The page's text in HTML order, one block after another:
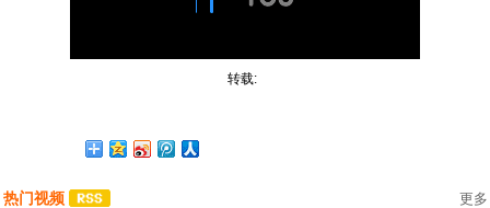
转载:
热门视频 更多